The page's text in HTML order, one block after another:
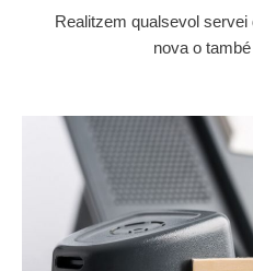
Realitzem qualsevol servei
nova o